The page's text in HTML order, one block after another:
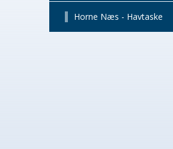
Horne Næs - Havtaske